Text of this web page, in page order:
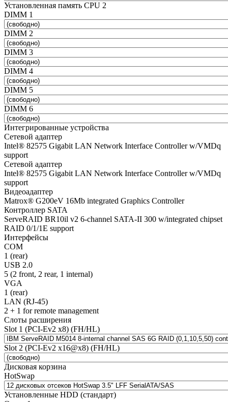
Установленная память CPU 2
DIMM 1
DIMM 2
DIMM 3
DIMM 4
DIMM 5
DIMM 6
Интегрированные устройства
Сетевой адаптер
Intel® 82575 Gigabit LAN Network Interface Controller w/VMDq
support
Сетевой адаптер
Intel® 82575 Gigabit LAN Network Interface Controller w/VMDq
support
Видеоадаптер
Matrox® G200eV 16Mb integrated Graphics Controller
Контроллер SATA
ServeRAID BR10il v2 6-channel SATA-II 300 w/integrated chipset
RAID 0/1/1E support
Интерфейсы
COM
1 (rear)
USB 2.0
5 (2 front, 2 rear, 1 internal)
VGA
1 (rear)
LAN (RJ-45)
2 + 1 for remote management
Слоты расширения
Slot 1 (PCI-Ev2 x8) (FH/HL)
Slot 2 (PCI-Ev2 x16@x8) (FH/HL)
Дисковая корзина
HotSwap
Установленные HDD (стандарт)